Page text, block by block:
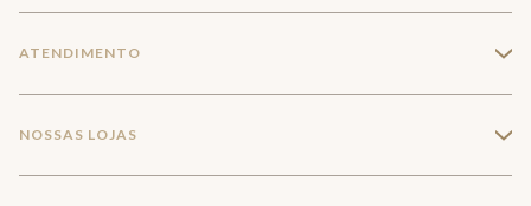
Trabalhe conosco
Meus pedidos
ATENDIMENTO +
NOSSAS LOJAS +